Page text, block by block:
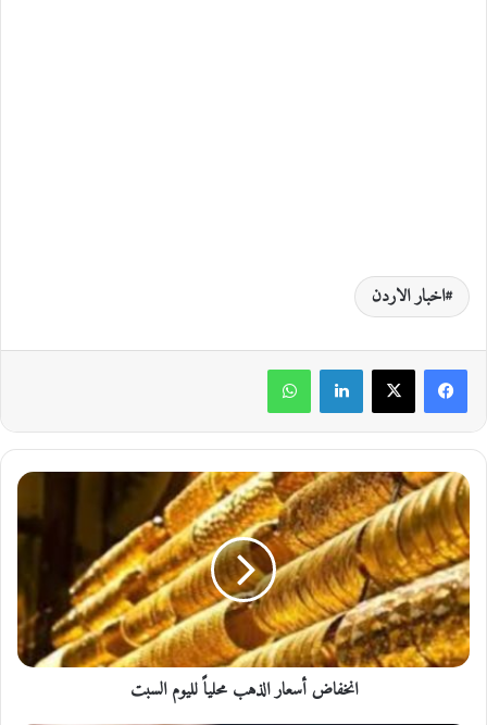
اخبار الاردن
ا
خ
ف
ا
ض
أ
س
ع
انخفاض أسعار الذهب محلياً لليوم السبت